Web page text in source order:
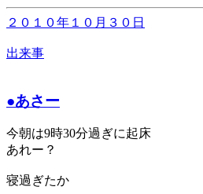
２０１０年１０月３０日
出来事
●あさー
今朝は9時30分過ぎに起床
あれー？
寝過ぎたか